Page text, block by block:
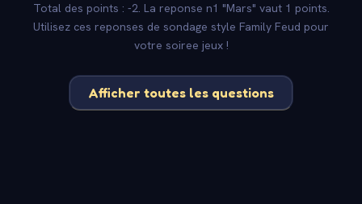
Total des points : -2. La reponse n1 "Mars" vaut 1 points.
Utilisez ces reponses de sondage style Family Feud pour
votre soiree jeux !
Afficher toutes les questions